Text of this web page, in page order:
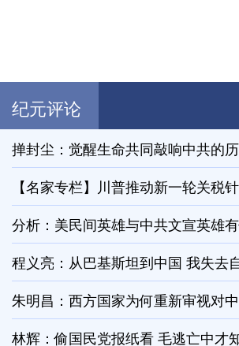
纪元评论
掸封尘：觉醒生命共同敲响中共的
【名家专栏】川普推动新一轮关税
分析：美民间英雄与中共文宣英雄
程义亮：从巴基斯坦到中国 我失去
朱明昌：西方国家为何重新审视对
林辉：偷国民党报纸看 毛逃亡中才